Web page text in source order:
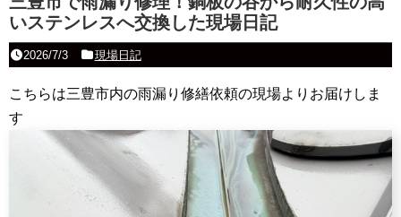
いステンレスへ交換した現場日記
2026/7/3 現場日記
こちらは三豊市内の雨漏り修繕依頼の現場よりお届けしま
す
古瓦
足袋人の仲間
本日の一品
その他